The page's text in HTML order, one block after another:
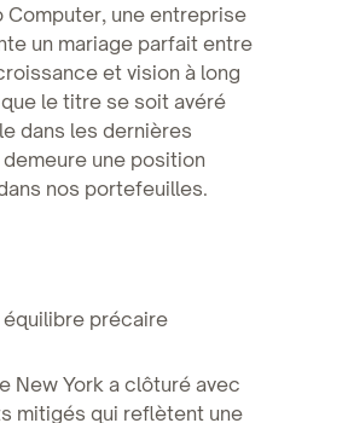
Computer, une entreprise
un mariage parfait entre
et vision à long
le titre se soit avéré
dans les dernières
une position
nos portefeuilles.
équilibre précaire
New York a clôturé avec
mitigés qui reflètent une